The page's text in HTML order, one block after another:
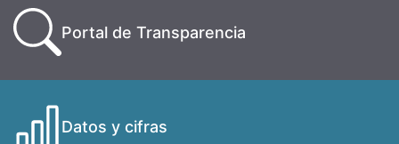
Portal de Transparencia
Datos y cifras